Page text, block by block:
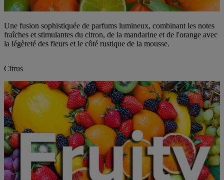
Une fusion sophistiquée de parfums lumineux, combinant les notes
fraîches et stimulantes du citron, de la mandarine et de l'orange avec
la légèreté des fleurs et le côté rustique de la mousse.
Citrus